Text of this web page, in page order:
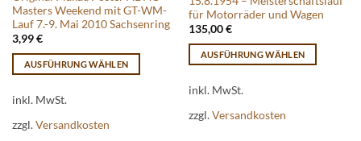
Masters Weekend mit GT-WM-
Lauf 7.-9. Mai 2010 Sachsenring
3,99€
AUSFÜHRUNG WÄHLEN
Produkt
mehrere
inkl. MwSt.
zzgl.Versandkosten
für Motorräder und Wagen
135,00€
AUSFÜHRUNG WÄHLEN
Produkt
mehrere
inkl. MwSt.
zzgl.Versandkosten